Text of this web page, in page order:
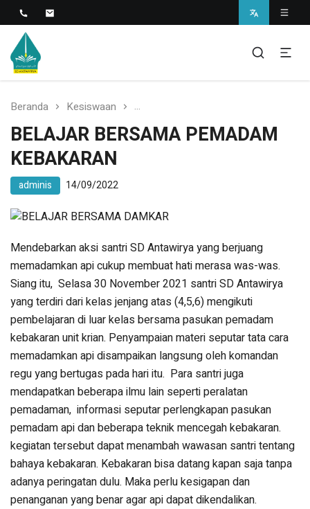
SD Antawirya
Islamic Javanese School
Beranda Kesiswaan BELAJAR BERSAMA PEMADAM
BELAJAR BERSAMA PEMADAM
KEBAKARAN
adminis 14/09/2022
Mendebarkan aksi santri SD Antawirya yang berjuang
memadamkan api cukup membuat hati merasa was-was.
Siang itu, Selasa 30 November 2021 santri SD Antawirya
yang terdiri dari kelas jenjang atas (4,5,6) mengikuti
pembelajaran di luar kelas bersama pasukan pemadam
kebakaran unit krian. Penyampaian materi seputar tata cara
memadamkan api disampaikan langsung oleh komandan
regu yang bertugas pada hari itu. Para santri juga
mendapatkan beberapa ilmu lain seperti peralatan
pemadaman, informasi seputar perlengkapan pasukan
pemadam api dan beberapa teknik mencegah kebakaran.
kegiatan tersebut dapat menambah wawasan santri tentang
bahaya kebakaran. Kebakaran bisa datang kapan saja tanpa
adanya peringatan dulu. Maka perlu kesigapan dan
penanganan yang benar agar api dapat dikendalikan.